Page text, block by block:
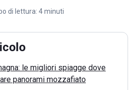
di lettura: 4 minuti
le migliori spiagge dove
panorami mozzafiato